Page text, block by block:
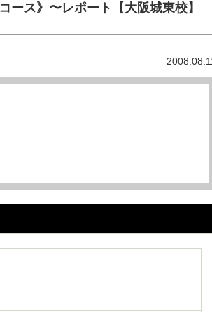
ス》〜レポート【大阪城東校】